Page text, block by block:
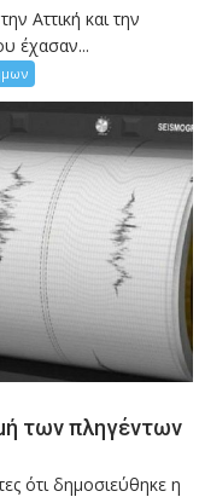
Αττική και την
έχασαν...
των πληγέντων
ότι δημοσιεύθηκε η